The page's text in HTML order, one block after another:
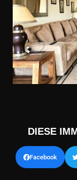
DIESE
Facebook